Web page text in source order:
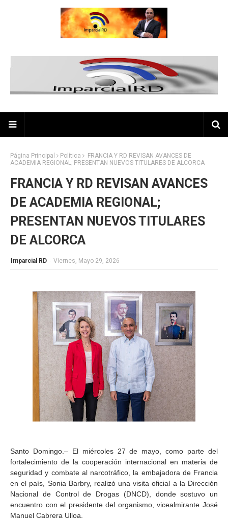
Página Principal Política
FRANCIA Y RD REVISAN AVANCES DE
ACADEMIA REGIONAL; PRESENTAN NUEVOS TITULARES DE ALCORCA
FRANCIA Y RD REVISAN AVANCES
DE ACADEMIA REGIONAL;
PRESENTAN NUEVOS TITULARES
DE ALCORCA
Imparcial RD - Viernes, Mayo 29, 2026
Santo Domingo.– El miércoles 27 de mayo, como parte del
fortalecimiento de la cooperación internacional en materia de
seguridad y combate al narcotráfico, la embajadora de Francia
en el país, Sonia Barbry, realizó una visita oficial a la Dirección
Nacional de Control de Drogas (DNCD), donde sostuvo un
encuentro con el presidente del organismo, vicealmirante José
Manuel Cabrera Ulloa.